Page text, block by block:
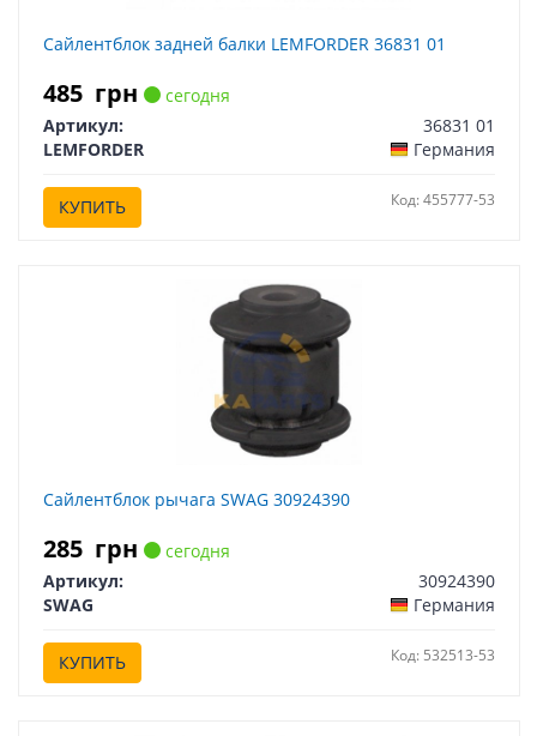
Сайлентблок задней балки LEMFORDER 36831 01
485 грн
сегодня
Артикул:
36831 01
LEMFORDER
Германия
КУПИТЬ Код: 455777-53
Сайлентблок рычага SWAG 30924390
285 грн
сегодня
Артикул:
30924390
SWAG
Германия
КУПИТЬ Код: 532513-53